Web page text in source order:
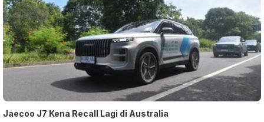
Jaecoo J7 Kena Recall Lagi di Australia